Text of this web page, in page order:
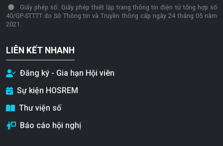
Giấy phép số: Giấy phép thiết lập trang thông tin điện tử tổng hợp số
40/GP-STTTT do Sở Thông tin và Truyền thông cấp ngày 24 tháng 05 năm
2021.
LIÊN KẾT NHANH
Đăng ký - Gia hạn Hội viên
Sự kiện HOSREM
Thư viện số
Báo cáo hội nghị